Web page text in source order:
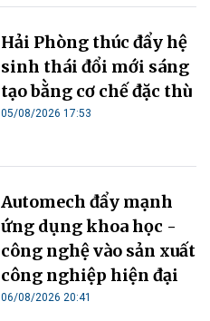
Hải Phòng thúc đẩy hệ
sinh thái đổi mới sáng
tạo bằng cơ chế đặc thù
05/08/2026 17:53
Automech đẩy mạnh
ứng dụng khoa học -
công nghệ vào sản xuất
công nghiệp hiện đại
06/08/2026 20:41